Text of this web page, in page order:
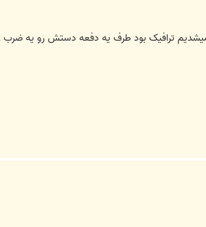
ترافیک بود طرف یه دفعه دستش رو یه